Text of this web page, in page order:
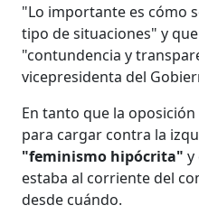
"Lo importante es cómo
tipo de situaciones" y
"contundencia y
vicepresidenta del
En tanto que la
para cargar contra la
"feminismo hipócrita" y
estaba al corriente del
desde cuándo.